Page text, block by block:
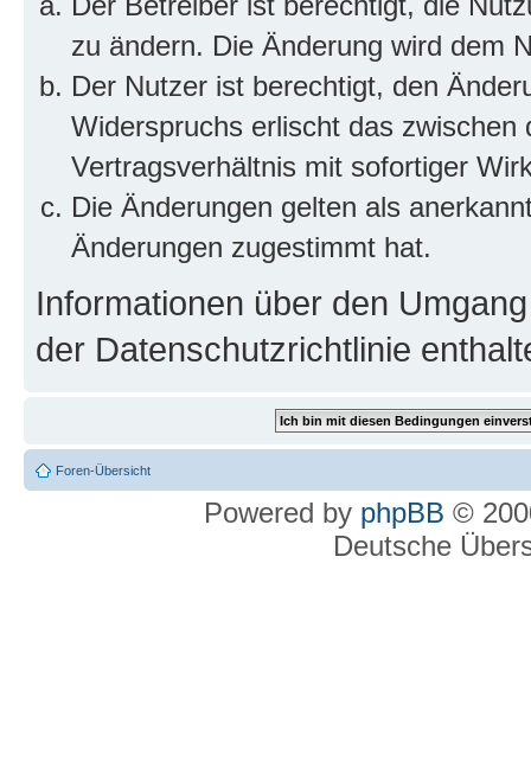
zu ändern. Die Änderung wird dem
Der Nutzer ist berechtigt, den
Widerspruchs erlischt das
Vertragsverhältnis mit sofortiger
Die Änderungen gelten als
Änderungen zugestimmt hat.
Informationen über den
der Datenschutzrichtlinie
Foren-Übersicht
Powered by phpBB ©
Deutsche